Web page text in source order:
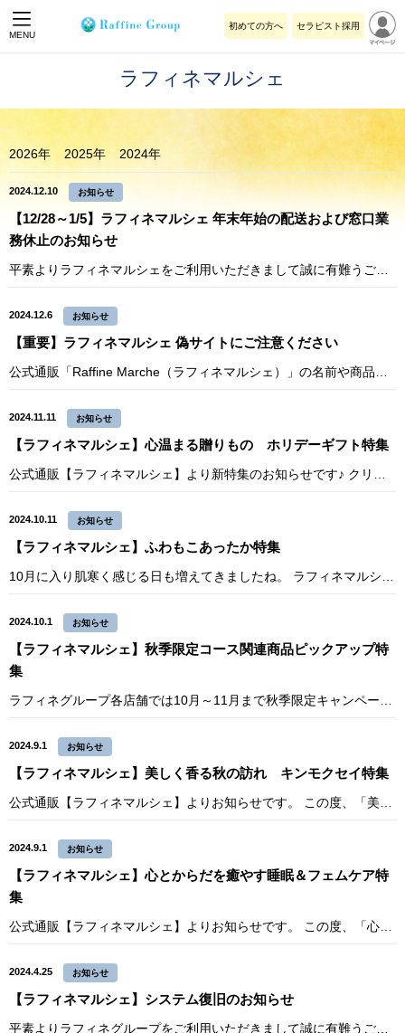
MENU
初めての方へ セラピスト採用
ラフィネマルシェ
2026年 2025年 2024年
2024.12.10 お知らせ
【12/28～1/5】ラフィネマルシェ 年末年始の配送および窓口業
務休止のお知らせ
2024.12.6 お知らせ
【重要】ラフィネマルシェ 偽サイトにご注意ください
2024.11.11 お知らせ
【ラフィネマルシェ】心温まる贈りもの ホリデーギフト特集
2024.10.11 お知らせ
【ラフィネマルシェ】ふわもこあったか特集
2024.10.1 お知らせ
【ラフィネマルシェ】秋季限定コース関連商品ピックアップ特
集
2024.9.1 お知らせ
【ラフィネマルシェ】美しく香る秋の訪れ キンモクセイ特集
2024.9.1 お知らせ
【ラフィネマルシェ】心とからだを癒やす睡眠＆フェムケア特
集
2024.4.25 お知らせ
【ラフィネマルシェ】システム復旧のお知らせ